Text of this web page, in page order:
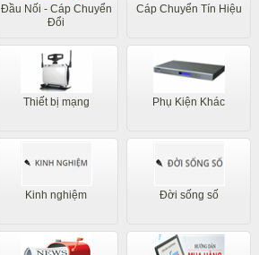
Đầu Nối - Cáp Chuyển
Đổi
Cáp Chuyển Tín Hiệu
Thiết bị mạng Phụ Kiện Khác
Kinh nghiệm Đời sống số